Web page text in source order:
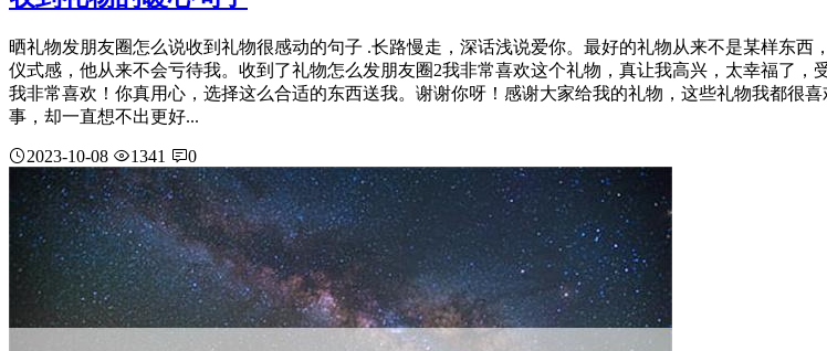
晒礼物发朋友圈怎么说收到礼物很感动的句子 .长路慢走，深话浅说爱你。最好的礼物从来不是某样东
仪式感，他从来不会亏待我。收到了礼物怎么发朋友圈2我非常喜欢这个礼物，真让我高兴，太幸福了
我非常喜欢！你真用心，选择这么合适的东西送我。谢谢你呀！感谢大家给我的礼物，这些礼物我都很
事，却一直想不出更好...
2023-10-08 1341 0